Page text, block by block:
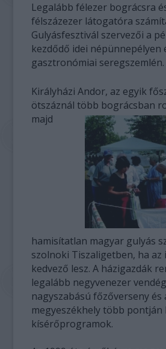
Legalább félezer bográcsra
félszázezer látogatóra
Gulyásfesztivál szervezői a
kezdődő idei népünnepélyen
gasztronómiai seregszemlén.
Királyházi Andor, az egyik
ötszáznál több bográcsban
majd
hamisítatlan magyar gulyás
szolnoki Tiszaligetben, ha az
kedvező lesz. A házigazdák
legalább negyvenezer
nagyszabású főzőverseny és
megyeszékhely több pontján
kísérőprogramok.